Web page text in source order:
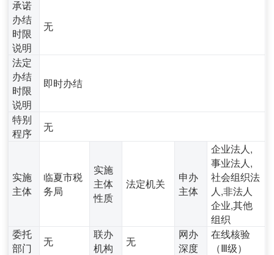
承诺
办结
时限
说明
无
法定
办结
时限
说明
即时办结
特别
程序
无
实施
主体
临夏市税
务局
实施
主体
性质
法定机关
申办
主体
企业法人,
事业法人,
社会组织法
人,非法人
企业,其他
组织
委托
部门
无
联办
机构
无
网办
深度
在线核验
（Ⅲ级）